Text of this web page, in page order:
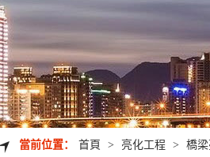
當前位置： 首頁 > 亮化工程 > 橋